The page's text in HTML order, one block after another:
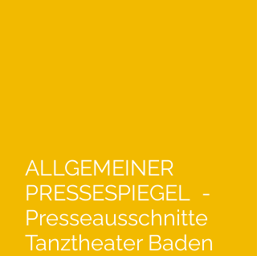
ALLGEMEINER
PRESSESPIEGEL -
Presseausschnitte
Tanztheater Baden